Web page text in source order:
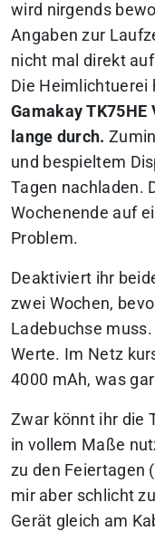
wird nirgends
Angaben zur
nicht mal direkt
Die Heimlichtuerei
Gamakay
lange durch.
und bespieltem
Tagen nachladen.
Wochenende auf
Problem.
Deaktiviert ihr
zwei Wochen,
Ladebuchse
Werte. Im Netz
4000 mAh, was
Zwar könnt ihr die
in vollem Maße
zu den Feiertagen
mir aber schlicht
Gerät gleich am